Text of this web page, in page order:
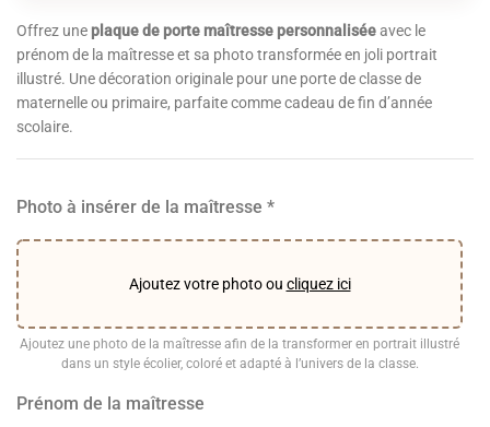
Offrez une plaque de porte maîtresse personnaliséeavec le
prénom de la maîtresse et sa photo transformée en joli portrait
illustré. Une décoration originale pour une porte de classe de
maternelle ou primaire, parfaite comme cadeau de fin d’année
scolaire.
Photo à insérer de la maîtresse *
Ajoutez votre photo ou cliquez ici
Ajoutez une photo de la maîtresse afin de la transformer en portrait illustré
dans un style écolier, coloré et adapté à l’univers de la classe.
Prénom de la maîtresse